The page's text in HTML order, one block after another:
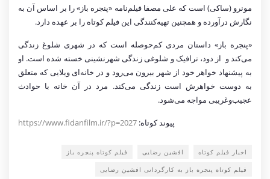
مونرو (ساکی) است که علی مصفا فیلم‌نامه «پنجره باز» را بر اساس آن به
نگارش درآورده و همچنین تهیه‌کنندگی این فیلم کوتاه را بر عهده دارد.
«پنجره باز» داستان مردی کم‌حوصله است که در شهری شلوغ زندگی
می‌کند و از دود، ترافیک و شلوغی زندگی شهرنشینی خسته شده است. او
به پیشنهاد خواهر خود از شهر بیرون می‌رود و در خانه‌ای ویلایی که متعلق
به دوست خواهرش است زندگی می‌کند. مرد در آن خانه با حوادث
عجیب‌وغریبی مواجه می‌شود.
پیوند کوتاه: https://www.fidanfilm.ir/?p=2027
اخبار فیلم کوتاه افشین رضایی فیلم کوتاه پنجره باز
فیلم کوتاه پنجره باز به کارگردانی افشین رضایی